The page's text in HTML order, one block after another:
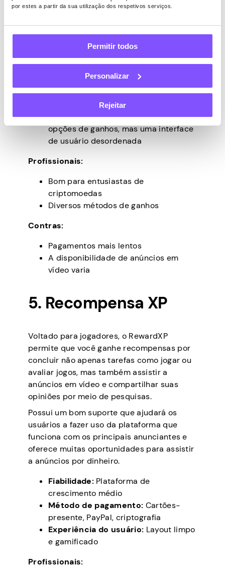
por estes a partir da sua utilização dos respetivos serviços.
Permitir todos
Personalizar
Rejeitar
sobre suas compras ou testes recentes
para influenciar os profissionais de
marketing a atualizar seus produtos para
seu próprio benefício.
decente nos círculos de criptografia
Método de pagamento:Bitcoin,
DOGE, Litecoin
Experiência do usuário:Muitas
opções de ganhos, mas uma interface
de usuário desordenada
Profissionais:
Bom para entusiastas de
criptomoedas
Diversos métodos de ganhos
Contras:
Pagamentos mais lentos
A disponibilidade de anúncios em
vídeo varia
5. Recompensa XP
Voltado para jogadores, o RewardXP
permite que você ganhe recompensas por
concluir não apenas tarefas como jogar ou
avaliar jogos, mas também assistir a
anúncios em vídeo e compartilhar suas
opiniões por meio de pesquisas.
Possui um bom suporte que ajudará os
usuários a fazer uso da plataforma que
funciona com os principais anunciantes e
oferece muitas oportunidades para assistir
a anúncios por dinheiro.
Fiabilidade:Plataforma de
crescimento médio
Método de pagamento: Cartões-
presente, PayPal, criptografia
Experiência do usuário: Layout limpo
e gamificado
Profissionais: